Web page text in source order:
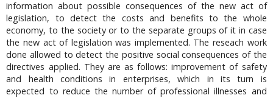
information about possible consequences of the new act of
legislation, to detect the costs and benefits to the whole
economy, to the society or to the separate groups of it in case
the new act of legislation was implemented. The reseach work
done allowed to detect the positive social consequences of the
directives applied. They are as follows: improvement of safety
and health conditions in enterprises, which in its turn is
expected to reduce the number of professional illnesses and